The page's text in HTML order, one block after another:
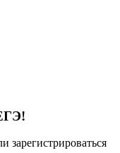
зарегистрироваться